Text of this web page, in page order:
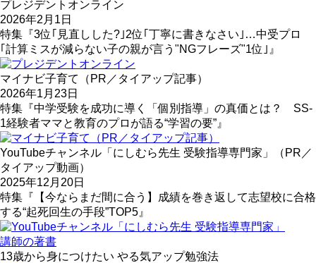
プレジデントオンライン
2026年2月1日
特集『3位｢見直しした?｣2位｢丁寧に書きなさい｣…中受プロ
｢計算ミスが減らない子の親が言う"NGフレーズ"1位｣』
マイナビ子育て（PR／タイアップ記事）
2026年1月23日
特集『中学受験を成功に導く「個別指導」の真価とは？ SS-
1経験者ママと教育のプロが語る“学習の要”』
YouTubeチャンネル「にしむら先生 受験指導専門家」（PR／
タイアップ動画）
2025年12月20日
特集『【今ならまだ間に合う】成績を巻き返して志望校に合格
する“起死回生の手段”TOP5』
講師の著書
13歳から身につけたい やる気アップ勉強法